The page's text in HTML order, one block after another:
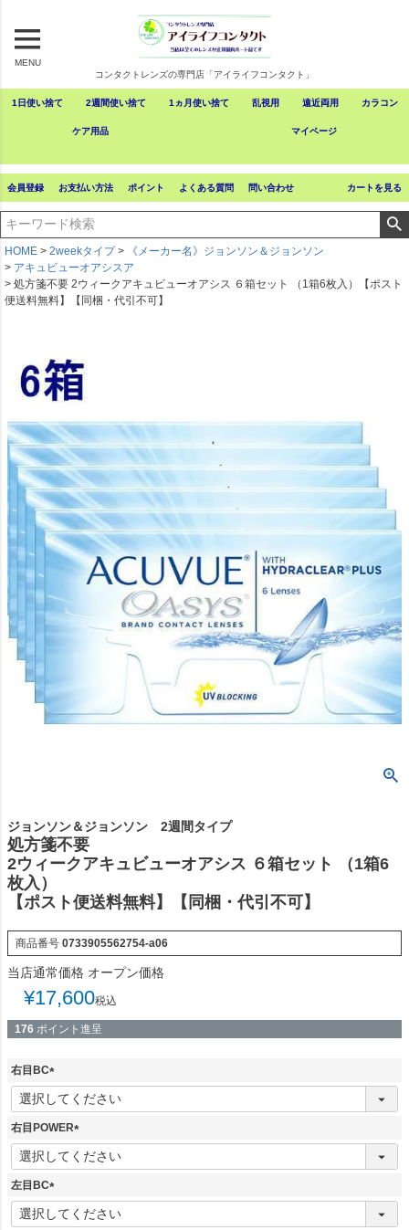
MENU
コンタクトレンズの専門店「アイライフコンタクト」
1日使い捨て 2週間使い捨て 1ヵ月使い捨て 乱視用 遠近両用 カラコン
ケア用品 マイページ
会員登録 お支払い方法 ポイント よくある質問 問い合わせ カートを見る
HOME 2weekタイプ
《メーカー名》ジョンソン＆ジョンソン
アキュビューオアシスア
処方箋不要 2ウィークアキュビューオアシス ６箱セット （1箱6枚入）【ポスト
便送料無料】【同梱・代引不可】
ジョンソン＆ジョンソン 2週間タイプ
処方箋不要
2ウィークアキュビューオアシス ６箱セット （1箱6
枚入）
【ポスト便送料無料】【同梱・代引不可】
商品番号 0733905562754-a06
当店通常価格 オープン価格
¥17,600税込
176 ポイント進呈
右目BC
(
必
須
右目POWER
(
必
左目BC
(
必